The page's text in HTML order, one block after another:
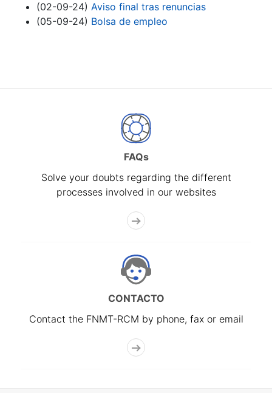
(02-09-24) Aviso final tras renuncias
(05-09-24) Bolsa de empleo
FAQs
Solve your doubts regarding the different
processes involved in our websites
CONTACTO
Contact the FNMT-RCM by phone, fax or email